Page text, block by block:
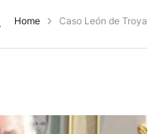
Home Caso León de Troya